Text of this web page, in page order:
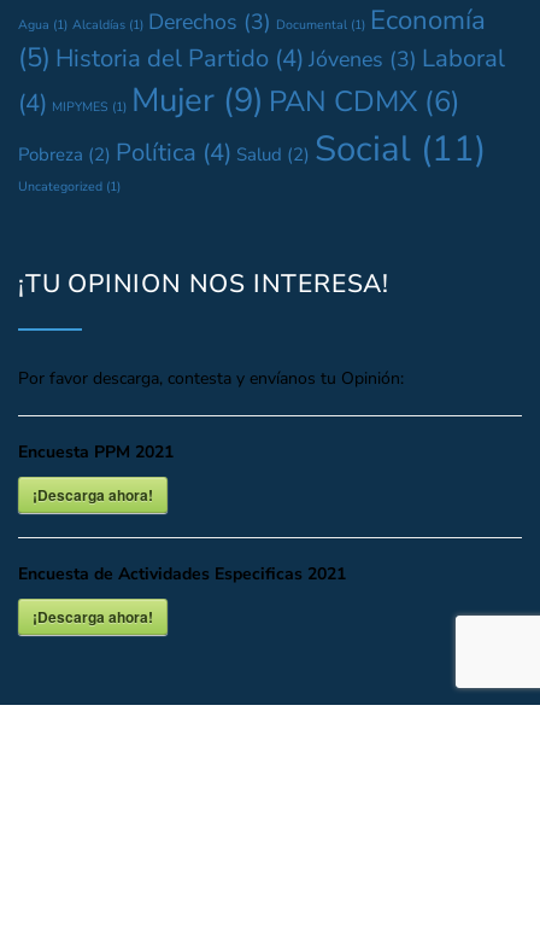
Agua (1) Alcaldías (1) Derechos (3) Documental (1) Economía
(5) Historia del Partido (4) Jóvenes (3) Laboral
(4) MIPYMES (1) Mujer (9) PAN CDMX (6)
Pobreza (2) Política (4) Salud (2) Social (11)
Uncategorized (1)
¡TU OPINION NOS INTERESA!
Por favor descarga, contesta y envíanos tu Opinión:
Encuesta PPM 2021
¡Descarga ahora!
Encuesta de Actividades Especificas 2021
¡Descarga ahora!